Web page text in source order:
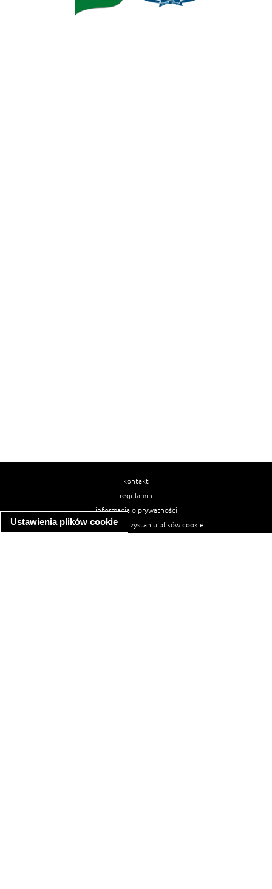
Ustawienia plików cookie
kontakt
regulamin
informacja o prywatności
informacja o wykorzystaniu plików cookie